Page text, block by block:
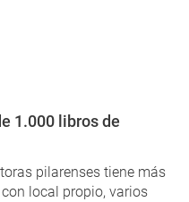
1.000 libros de
pilarenses tiene más
local propio, varios